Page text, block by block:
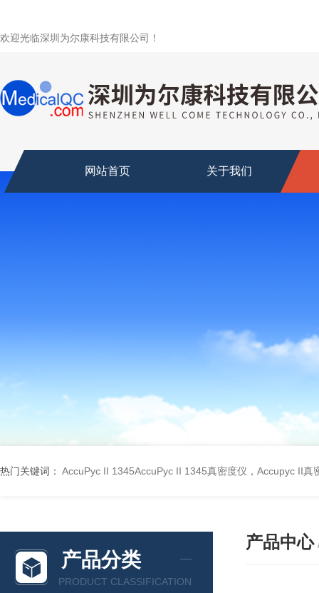
欢迎光临深圳为尔康科技有限公司！
网站首页 关于我们
热门关键词： AccuPyc II 1345AccuPyc II 1345真密度仪，Accupyc II真
产品分类
PRODUCT CLASSIFICATION
产品中心